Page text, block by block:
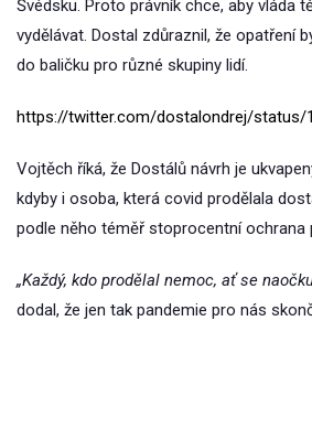
Švédsku. Proto právník chce, aby vláda
vydělávat. Dostal zdůraznil, že opatření
do baličku pro různé skupiny lidí.
https://twitter.com/dostalondrej/status/
Vojtěch říká, že Dostálů návrh je
kdyby i osoba, která covid prodělala
podle něho téměř stoprocentní ochrana
„Každý, kdo prodělal nemoc, ať se
dodal, že jen tak pandemie pro nás